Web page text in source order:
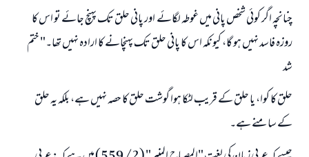
چنانچہ اگر کوئی شخص پانی میں غوطہ لگائے اور پانی حلق تک پہنچ جائے تو اس کا
روزہ فاسد نہیں ہو گا، کیونکہ اس کا پانی حلق تک پہنچانے کا ارادہ نہیں تھا۔" ختم
شد
حلق کا کوا، یا حلق کے قریب لٹکا ہوا گوشت حلق کا حصہ نہیں ہے، بلکہ یہ حلق
کے سامنے ہے۔